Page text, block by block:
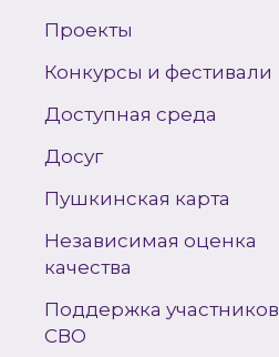
Проекты
Конкурсы и фестивали
Доступная среда
Досуг
Пушкинская карта
Независимая оценка
качества
Поддержка участников
СВО